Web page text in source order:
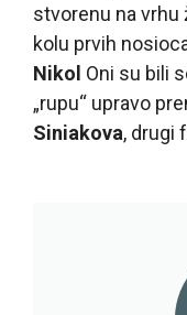
stvorenu na vrhu
kolu prvih
Nikol Oni su bili
„rupu“ upravo
Siniakova, drugi